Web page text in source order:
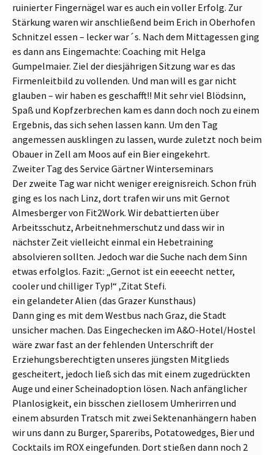
ruinierter Fingernägel war es auch ein voller Erfolg. Zur
Stärkung waren wir anschließend beim Erich in Oberhofen
Schnitzel essen – lecker war´s. Nach dem Mittagessen ging
es dann ans Eingemachte: Coaching mit Helga
Gumpelmaier. Ziel der diesjährigen Sitzung war es das
Firmenleitbild zu vollenden. Und man will es gar nicht
glauben – wir haben es geschafft!! Mit sehr viel Blödsinn,
Spaß und Kopfzerbrechen kam es dann doch noch zu einem
Ergebnis, das sich sehen lassen kann. Um den Tag
angemessen ausklingen zu lassen, wurde zuletzt noch beim
Obauer in Zell am Moos auf ein Bier eingekehrt.
Zweiter Tag des Service Gärtner Winterseminars
Der zweite Tag war nicht weniger ereignisreich. Schon früh
ging es los nach Linz, dort trafen wir uns mit Gernot
Almesberger von Fit2Work. Wir debattierten über
Arbeitsschutz, Arbeitnehmerschutz und dass wir in
nächster Zeit vielleicht einmal ein Hebetraining
absolvieren sollten. Jedoch war die Suche nach dem Sinn
etwas erfolglos. Fazit: „Gernot ist ein eeeecht netter,
cooler und chilliger Typ!“ ,Zitat Stefi.
ein gelandeter Alien (das Grazer Kunsthaus)
Dann ging es mit dem Westbus nach Graz, die Stadt
unsicher machen. Das Eingechecken im A&O-Hotel/Hostel
wäre zwar fast an der fehlenden Unterschrift der
Erziehungsberechtigten unseres jüngsten Mitglieds
gescheitert, jedoch ließ sich das mit einem zugedrückten
Auge und einer Scheinadoption lösen. Nach anfänglicher
Planlosigkeit, ein bisschen ziellosem Umherirren und
einem absurden Tratsch mit zwei Sektenanhängern haben
wir uns dann zu Burger, Spareribs, Potatowedges, Bier und
Cocktails im ROX eingefunden. Dort stießen dann noch 2